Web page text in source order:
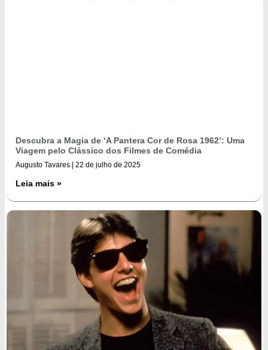
Descubra a Magia de ‘A Pantera Cor de Rosa 1962’: Uma
Viagem pelo Clássico dos Filmes de Comédia
Augusto Tavares 22 de julho de 2025
Leia mais »